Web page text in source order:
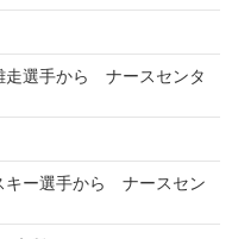
走選手から ナースセンタ
キー選手から ナースセン